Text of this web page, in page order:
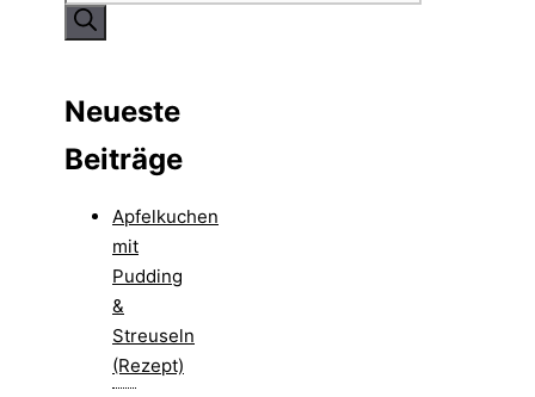
nach:
Neueste
Beiträge
Apfelkuchen
mit
Pudding
&
Streuseln
(Rezept)